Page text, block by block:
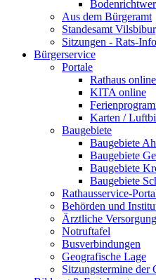
Aus dem Bürgeramt
Standesamt
Sitzungen - Rats-
Bürgerservice
Portale
Rathaus online
KITA online
Karten /
Baugebiete
Baugebiete
Baugebiete
Baugebiete
Baugebiete
Rathausservice-
Behörden und
Ärztliche Versorgung
Notruftafel
Busverbindungen
Geografische Lage
Sitzungstermine der